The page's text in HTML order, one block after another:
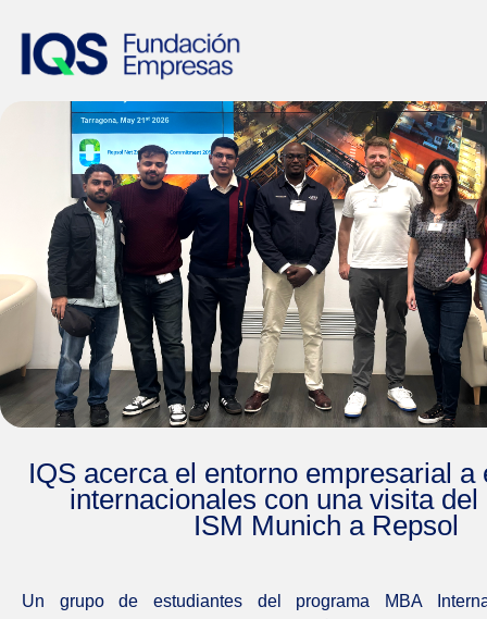
IQS acerca el entorno empresarial a
internacionales con una visita del
ISM Munich a Repsol
Un grupo de estudiantes del programa MBA